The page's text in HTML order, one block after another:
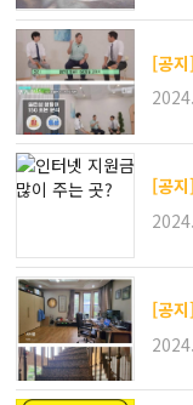
[공지]
[공지]
[공지]